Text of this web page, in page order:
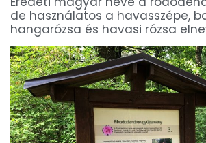
de használatos a havasszépe,
hangarózsa és havasi rózsa